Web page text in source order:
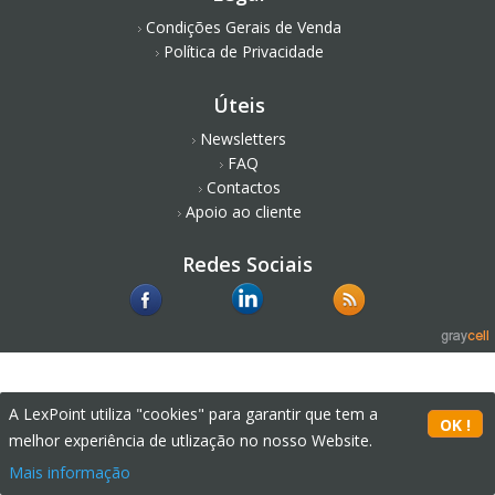
Condições Gerais de Venda
Política de Privacidade
Úteis
Newsletters
FAQ
Contactos
Apoio ao cliente
Redes Sociais
A LexPoint utiliza "cookies" para garantir que tem a
melhor experiência de utlização no nosso Website.
Mais informação